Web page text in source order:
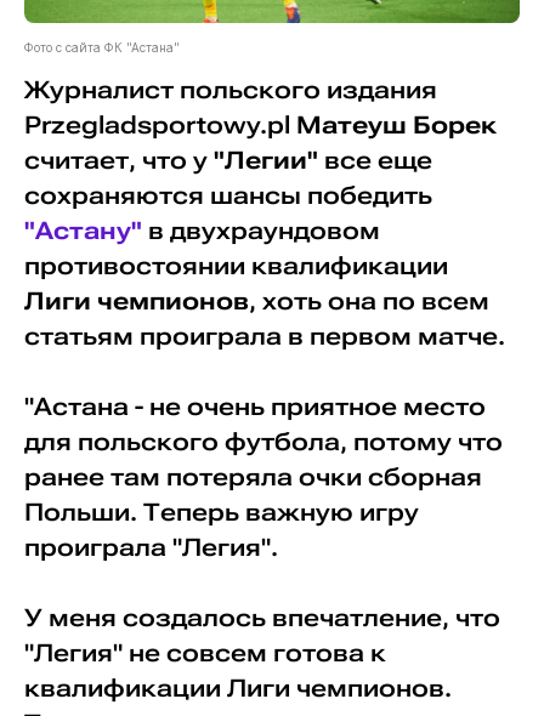
Фото с сайта ФК "Астана"
Журналист польского издания
Przegladsportowy.pl Матеуш Борек
считает, что у "Легии" все еще
сохраняются шансы победить
"Астану" в двухраундовом
противостоянии квалификации
Лиги чемпионов, хоть она по всем
статьям проиграла в первом матче.
"Астана - не очень приятное место
для польского футбола, потому что
ранее там потеряла очки сборная
Польши. Теперь важную игру
проиграла "Легия".
У меня создалось впечатление, что
"Легия" не совсем готова к
квалификации Лиги чемпионов.